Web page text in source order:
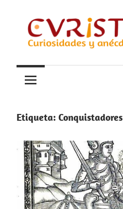
contenido
Curistoria
y
anécdotas
historia
Etiqueta: Conquistadores